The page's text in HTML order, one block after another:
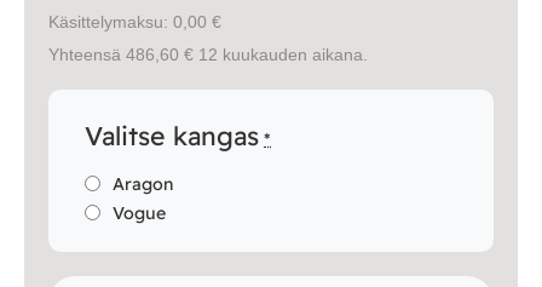
Senioreille
Käsittelymaksu: 0,00 €
Yhteensä 486,60 € 12 kuukauden aikana.
Valitse kangas *
Aragon
Vogue